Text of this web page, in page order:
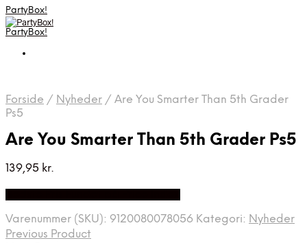
PartyBox!
PartyBox!
Forside / Nyheder / Are You Smarter Than 5th Grader
Ps5
Are You Smarter Than 5th Grader Ps5
139,95 kr.
Varenummer (SKU): 9120080078056 Kategori: Nyheder
Previous Product